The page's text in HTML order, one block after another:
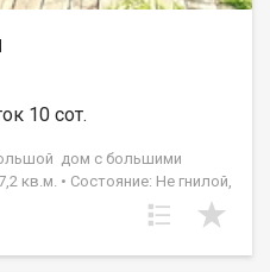
10 сот.
дом с большими
кв.м. • Состояние: Не гнилой,
Коммуникации: К дому
водопровода, что